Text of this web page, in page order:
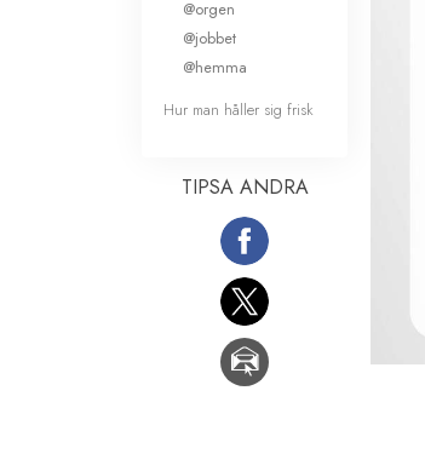
@orgen
@jobbet
@hemma
Hur man håller sig frisk
TIPSA ANDRA